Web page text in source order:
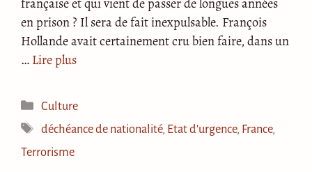
en prison ? Il sera de fait inexpulsable. François
Hollande avait certainement cru bien faire, dans un
… Lire plus
Catégories
Culture
Étiquettes
déchéance de nationalité, Etat d'urgence, France,
Terrorisme